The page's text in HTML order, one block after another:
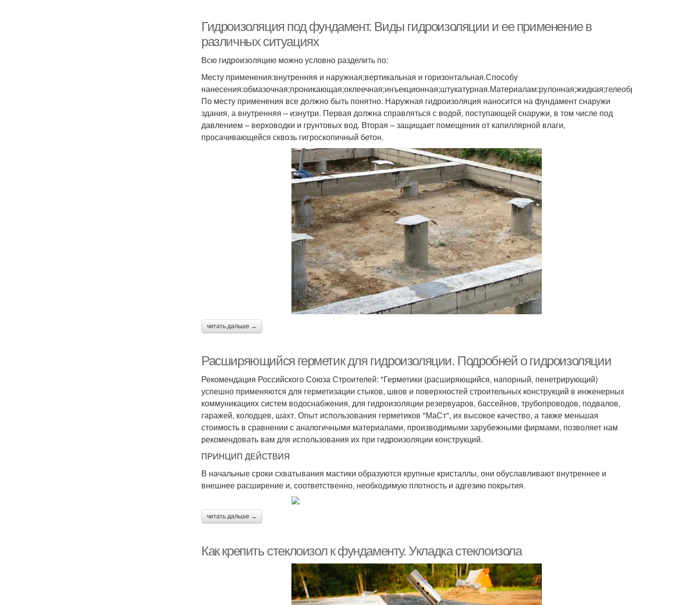
Гидроизоляция под фундамент. Виды гидроизоляции и ее применение в
различных ситуациях
Всю гидроизоляцию можно условно разделить по:
Месту применения:внутренняя и наружная;вертикальная и горизонтальная.Способу
нанесения:обмазочная;проникающая;оклеечная;инъекционная;штукатурная.Материалам:рулонная;жидкая;гелеобразная.
По месту применения все должно быть понятно. Наружная гидроизоляция наносится на фундамент снаружи
здания, а внутренняя – изнутри. Первая должна справляться с водой, поступающей снаружи, в том числе под
давлением – верховодки и грунтовых вод. Вторая – защищает помещения от капиллярной влаги,
просачивающейся сквозь гигроскопичный бетон.
читать дальше →
Расширяющийся герметик для гидроизоляции. Подробней о гидроизоляции
Рекомендация Российского Союза Строителей: "Герметики (расширяющийся, напорный, пенетрирующий)
успешно применяются для герметизации стыков, швов и поверхностей строительных конструкций в инженерных
коммуникациях систем водоснабжения, для гидроизоляции резервуаров, бассейнов, трубопроводов, подвалов,
гаражей, колодцев, шахт. Опыт использования герметиков "МаСт", их высокое качество, а также меньшая
стоимость в сравнении с аналогичными материалами, производимыми зарубежными фирмами, позволяет нам
рекомендовать вам для использования их при гидроизоляции конструкций.
ПРИНЦИП ДЕЙСТВИЯ
В начальные сроки схватывания мастики образуются крупные кристаллы, они обуславливают внутреннее и
внешнее расширение и, соответственно, необходимую плотность и адгезию покрытия.
читать дальше →
Как крепить стеклоизол к фундаменту. Укладка стеклоизола